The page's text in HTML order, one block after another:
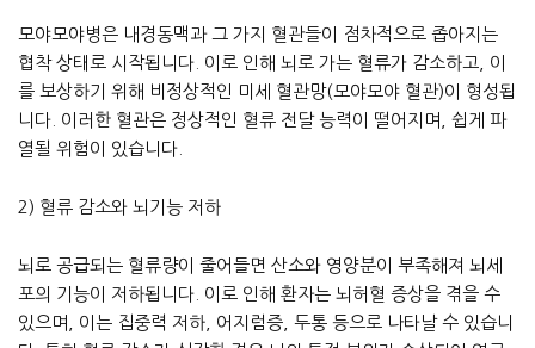
모야모야병은 내경동맥과 그 가지 혈관들이 점차적으로 좁아지는
협착 상태로 시작됩니다. 이로 인해 뇌로 가는 혈류가 감소하고, 이
를 보상하기 위해 비정상적인 미세 혈관망(모야모야 혈관)이 형성됩
니다. 이러한 혈관은 정상적인 혈류 전달 능력이 떨어지며, 쉽게 파
열될 위험이 있습니다.
2) 혈류 감소와 뇌기능 저하
뇌로 공급되는 혈류량이 줄어들면 산소와 영양분이 부족해져 뇌세
포의 기능이 저하됩니다. 이로 인해 환자는 뇌허혈 증상을 겪을 수
있으며, 이는 집중력 저하, 어지럼증, 두통 등으로 나타날 수 있습니